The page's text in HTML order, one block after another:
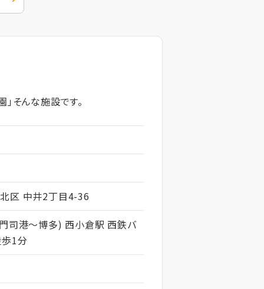
そんな施設です。
区 中井2丁目4-36
司港～博多) 西小倉駅 西鉄バ
歩1分